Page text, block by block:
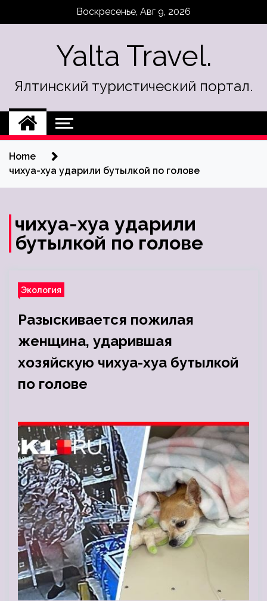
Воскресенье, Авг 9, 2026
Yalta Travel.
Ялтинский туристический портал.
Home
чихуа-хуа ударили бутылкой по голове
чихуа-хуа ударили
бутылкой по голове
Экология
Разыскивается пожилая
женщина, ударившая
хозяйскую чихуа-хуа бутылкой
по голове